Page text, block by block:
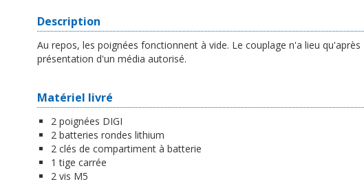
Description
Au repos, les poignées fonctionnent à vide. Le couplage n'a lieu qu'après
présentation d'un média autorisé.
Matériel livré
2 poignées DIGI
2 batteries rondes lithium
2 clés de compartiment à batterie
1 tige carrée
2 vis M5